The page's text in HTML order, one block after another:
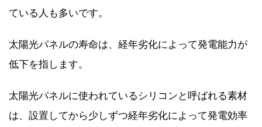
ている人も多いです。
太陽光パネルの寿命は、経年劣化によって発電能力が
低下を指します。
太陽光パネルに使われているシリコンと呼ばれる素材
は、設置してから少しずつ経年劣化によって発電効率